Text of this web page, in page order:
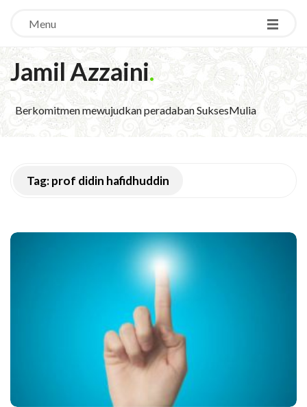
Menu
Jamil Azzaini.
Berkomitmen mewujudkan peradaban SuksesMulia
Tag:prof didin hafidhuddin